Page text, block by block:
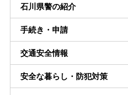
石川県警の紹介
手続き・申請
交通安全情報
安全な暮らし・防犯対策